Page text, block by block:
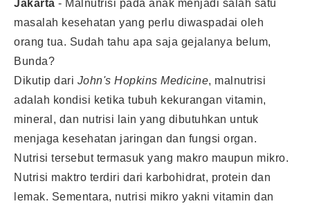
Jakarta - Malnutrisi pada anak menjadi salah satu
masalah kesehatan yang perlu diwaspadai oleh
orang tua. Sudah tahu apa saja gejalanya belum,
Bunda?
Dikutip dari John's Hopkins Medicine, malnutrisi
adalah kondisi ketika tubuh kekurangan vitamin,
mineral, dan nutrisi lain yang dibutuhkan untuk
menjaga kesehatan jaringan dan fungsi organ.
Nutrisi tersebut termasuk yang makro maupun mikro.
Nutrisi maktro terdiri dari karbohidrat, protein dan
lemak. Sementara, nutrisi mikro yakni vitamin dan